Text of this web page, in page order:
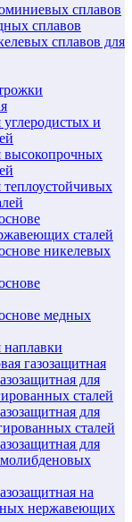
сплавов
сплавов
сплавов для
и
высокопрочных
сталей
никелевых
медных
газозащитная
для
сталей
для
сталей
для
на
нержавеющих